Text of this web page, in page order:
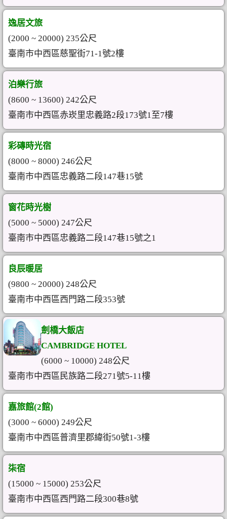
逸居文旅
(2000 ~ 20000) 235公尺
臺南市中西區慈聖街71-1號2樓
泊樂行旅
(8600 ~ 13600) 242公尺
臺南市中西區赤崁里忠義路2段173號1至7樓
彩磚時光宿
(8000 ~ 8000) 246公尺
臺南市中西區忠義路二段147巷15號
窗花時光樹
(5000 ~ 5000) 247公尺
臺南市中西區忠義路二段147巷15號之1
良辰暖居
(9800 ~ 20000) 248公尺
臺南市中西區西門路二段353號
劍橋大飯店
CAMBRIDGE HOTEL
(6000 ~ 10000) 248公尺
臺南市中西區民族路二段271號5-11樓
嘉旅館(2館)
(3000 ~ 6000) 249公尺
臺南市中西區普濟里郡緯街50號1-3樓
柒宿
(15000 ~ 15000) 253公尺
臺南市中西區西門路二段300巷8號